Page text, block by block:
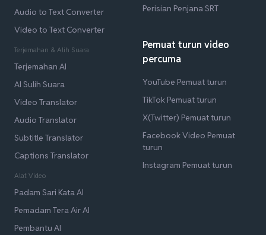
Audio to Text Converter
Video to Text Converter
Terjemahan & Alih Suara
Terjemahan AI
AI Sulih Suara
Video Translator
Audio Translator
Subtitle Translator
Captions Translator
Alat Video
Padam Sari Kata AI
Pemadam Tera Air AI
Pembantu AI
Perisian Penjana SRT
Pemuat turun video
percuma
YouTube Pemuat turun
TikTok Pemuat turun
X(Twitter) Pemuat turun
Facebook Video Pemuat
turun
Instagram Pemuat turun